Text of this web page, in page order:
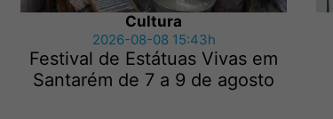
Cultura
2026-08-08 15:43h
Festival de Estátuas Vivas em
Santarém de 7 a 9 de agosto